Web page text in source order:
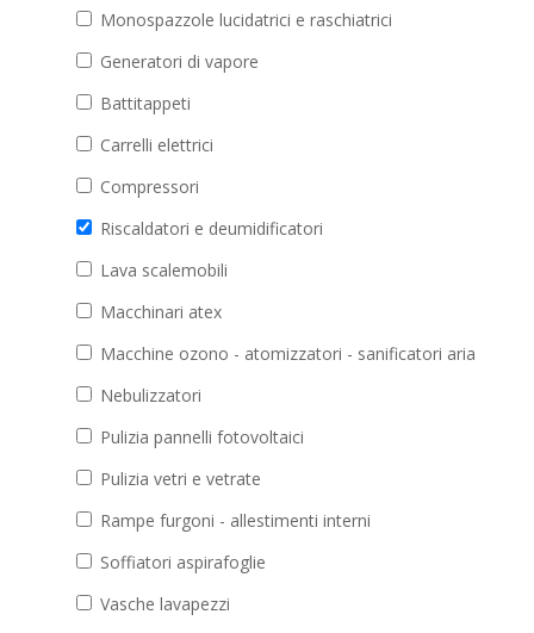
Monospazzole lucidatrici e raschiatrici
Generatori di vapore
Battitappeti
Carrelli elettrici
Compressori
Riscaldatori e deumidificatori
Lava scalemobili
Macchinari atex
Macchine ozono - atomizzatori - sanificatori aria
Nebulizzatori
Pulizia pannelli fotovoltaici
Pulizia vetri e vetrate
Rampe furgoni - allestimenti interni
Soffiatori aspirafoglie
Vasche lavapezzi